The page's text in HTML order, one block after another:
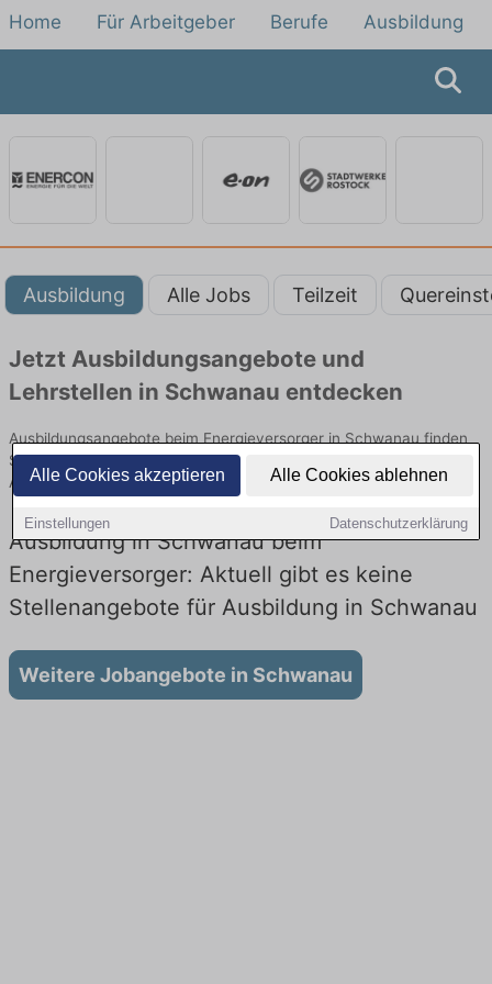
Alle Cookies akzeptieren Alle Cookies ablehnen
Einstellungen Datenschutzerklärung
Home Für Arbeitgeber Berufe Ausbildung
Ausbildung Alle Jobs Teilzeit
Jetzt Ausbildungsangebote und
Lehrstellen in Schwanau entdecken
Ausbildungsangebote beim Energieversorger in Schwanau finden
Sie von namhaften Firmen. Entdecken Sie freie Optionen von Top-
Arbeitgebern und bewerben Sie sich noch heute.
Ausbildung in Schwanau beim
Energieversorger: Aktuell gibt es keine
Stellenangebote für Ausbildung in Schwanau
Weitere Jobangebote in Schwanau